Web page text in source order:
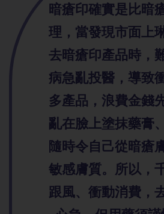
暗瘡印確實是比暗
理，當發現市面上
去暗瘡印產品時，
病急亂投醫，導致
多產品，浪費金錢
亂在臉上塗抹藥膏
隨時令自己從暗瘡
敏感膚質。所以，
跟風、衝動消費，